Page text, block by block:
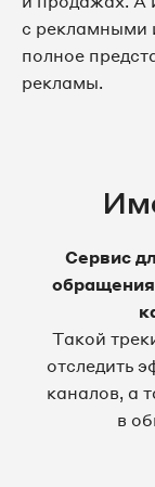
с рекламными
полное
рекламы.
Сервис
Такой
отследить
каналов, а
в